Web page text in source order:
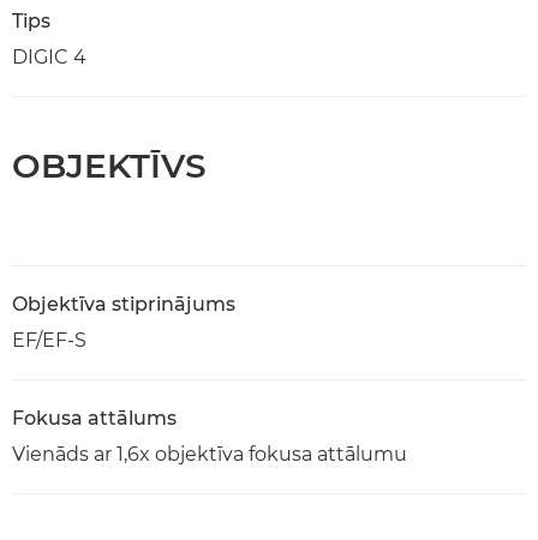
Tips
DIGIC 4
OBJEKTĪVS
Objektīva stiprinājums
EF/EF-S
Fokusa attālums
Vienāds ar 1,6x objektīva fokusa attālumu